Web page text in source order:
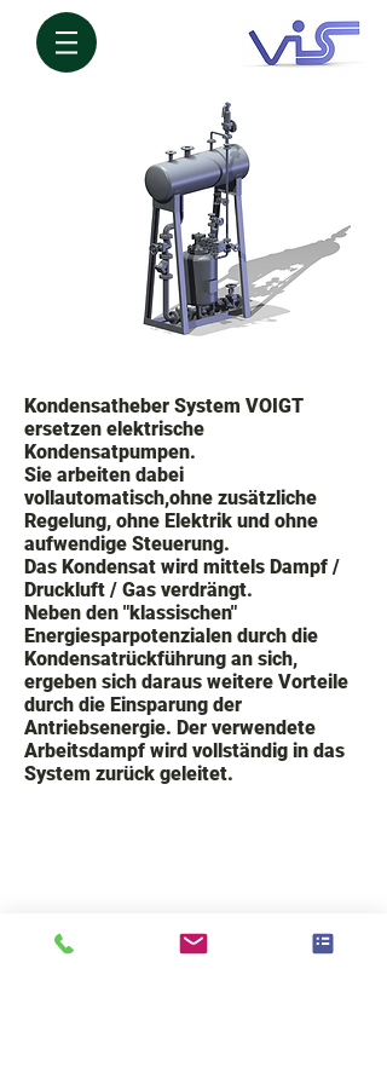
Kondensatheber System VOIGT
ersetzen elektrische
Kondensatpumpen.
Sie arbeiten dabei
vollautomatisch,ohne zusätzliche
Regelung, ohne Elektrik und ohne
aufwendige Steuerung.
Das Kondensat wird mittels Dampf /
Druckluft / Gas verdrängt.
Neben den "klassischen"
Energiesparpotenzialen durch die
Kondensatrückführung an sich,
ergeben sich daraus weitere Vorteile
durch die Einsparung der
Antriebsenergie. Der verwendete
Arbeitsdampf wird vollständig in das
System zurück geleitet.